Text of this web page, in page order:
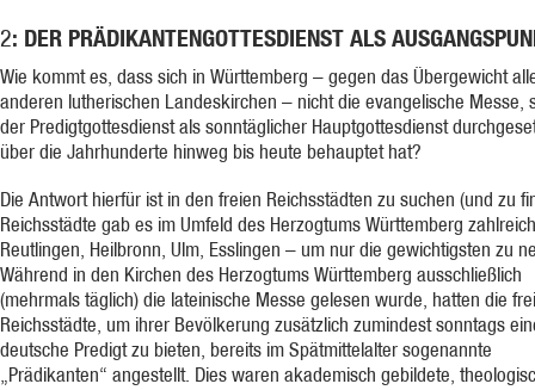
2: DER PRÄDIKANTENGOTTESDIENST ALS
Wie kommt es, dass sich in Württemberg – gegen das Übergewicht
anderen lutherischen Landeskirchen – nicht die evangelische Messe,
der Predigtgottesdienst als sonntäglicher Hauptgottesdienst
über die Jahrhunderte hinweg bis heute behauptet hat?
Die Antwort hierfür ist in den freien Reichsstädten zu suchen (und zu
Reichsstädte gab es im Umfeld des Herzogtums Württemberg
Reutlingen, Heilbronn, Ulm, Esslingen – um nur die gewichtigsten zu
Während in den Kirchen des Herzogtums Württemberg ausschließlich
(mehrmals täglich) die lateinische Messe gelesen wurde, hatten die
Reichsstädte, um ihrer Bevölkerung zusätzlich zumindest sonntags
deutsche Predigt zu bieten, bereits im Spätmittelalter sogenannte
„Prädikanten“ angestellt. Dies waren akademisch gebildete,